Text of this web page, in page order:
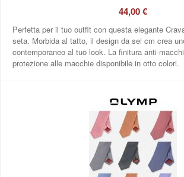
44,00 €
Perfetta per il tuo outfit con questa elegante
seta. Morbida al tatto, il design da sei cm crea
contemporaneo al tuo look. La finitura anti-
protezione alle macchie disponibile in otto colori.